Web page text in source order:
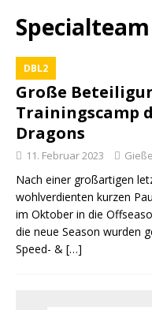
Specialteam
DBL2
Große
Trainingscamp
Dragons
11. Februar 2023
Nach einer großartigen
wohlverdienten kurzen
im Oktober in die
die neue Season wurden
Speed- & […]